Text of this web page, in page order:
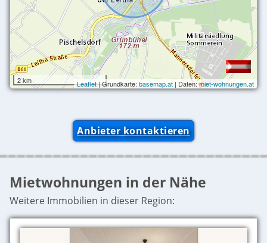
2 km Leaflet| Grundkarte: basemap.at| Daten:miet-wohnungen.at
Anbieter kontaktieren
Mietwohnungen in der Nähe
Weitere Immobilien in dieser Region: